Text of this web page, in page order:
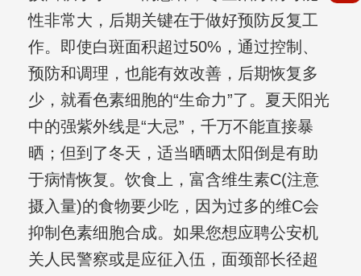
性非常大，后期关键在于做好预防反复工
作。即使白斑面积超过50%，通过控制、
预防和调理，也能有效改善，后期恢复多
少，就看色素细胞的“生命力”了。夏天阳光
中的强紫外线是“大忌”，千万不能直接暴
晒；但到了冬天，适当晒晒太阳倒是有助
于病情恢复。饮食上，富含维生素C(注意
摄入量)的食物要少吃，因为过多的维C会
抑制色素细胞合成。如果您想应聘公安机
关人民警察或是应征入伍，面颈部长径超